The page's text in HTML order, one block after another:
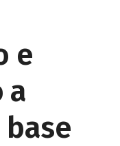
e
a